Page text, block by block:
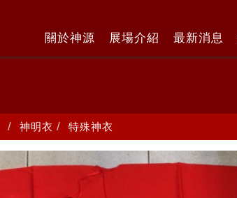
關於神源 展場介紹 最新消息
神明衣 特殊神衣